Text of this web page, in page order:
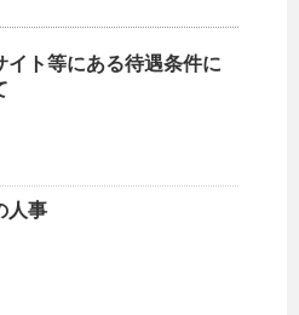
イト等にある待遇条件に
人事